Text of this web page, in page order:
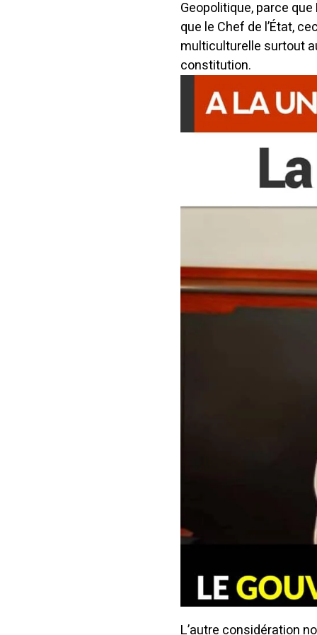
Geopolitique, parce
que le Chef de l’État,
multiculturelle surtout
constitution.
L’autre considération